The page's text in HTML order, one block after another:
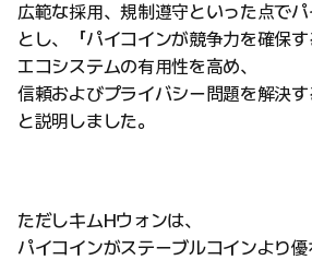
広範な採用、規制遵守といった点でパ
とし、「パイコインが競争力を確保す
エコシステムの有用性を高め、
信頼およびプライバシー問題を解決す
と説明しました。
ただしキムHウォンは、
パイコインがステーブルコインより